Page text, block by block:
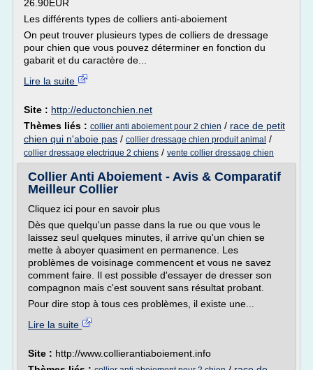
26.90EUR
Les différents types de colliers anti-aboiement
On peut trouver plusieurs types de colliers de dressage
pour chien que vous pouvez déterminer en fonction du
gabarit et du caractère de...
Lire la suite
Site : http://eductonchien.net
Thèmes liés : collier anti aboiement pour 2 chien / race de petit
chien qui n'aboie pas / collier dressage chien produit animal /
collier dressage electrique 2 chiens / vente collier dressage chien
Collier Anti Aboiement - Avis & Comparatif
Meilleur Collier
Cliquez ici pour en savoir plus
Dès que quelqu'un passe dans la rue ou que vous le
laissez seul quelques minutes, il arrive qu'un chien se
mette à aboyer quasiment en permanence. Les
problèmes de voisinage commencent et vous ne savez
comment faire. Il est possible d'essayer de dresser son
compagnon mais c'est souvent sans résultat probant.
Pour dire stop à tous ces problèmes, il existe une...
Lire la suite
Site : http://www.collierantiaboiement.info